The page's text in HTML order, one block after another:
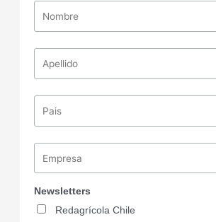
Newsletters
Redagrícola Chile